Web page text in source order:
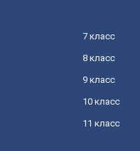
7 класс
8 класс
9 класс
10 класс
11 класс